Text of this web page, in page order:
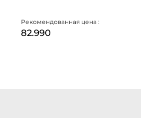
Рекомендованная цена :
82.990